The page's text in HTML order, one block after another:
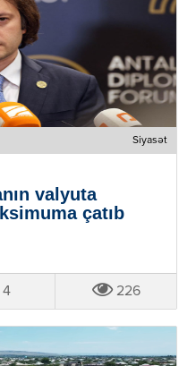
Siyasət
valyuta
çatıb
4 226